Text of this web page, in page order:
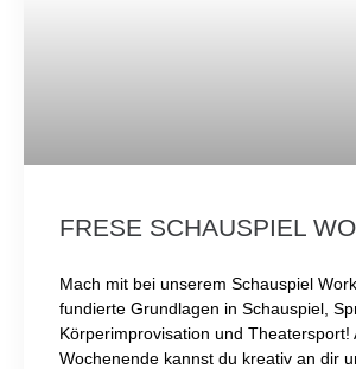
FRESE SCHAUSPIEL
Mach mit bei unserem Schauspiel
fundierte Grundlagen in Schauspiel,
Körperimprovisation und Theatersport!
Wochenende kannst du kreativ an dir